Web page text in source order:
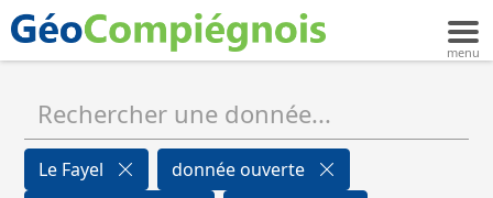
Le Fayel
donnée ouverte